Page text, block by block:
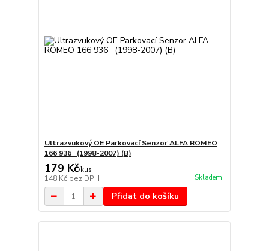
Ultrazvukový OE Parkovací Senzor ALFA ROMEO
166 936_ (1998-2007) (B)
179 Kč/kus
148 Kč bez DPH Skladem
Přidat do košíku